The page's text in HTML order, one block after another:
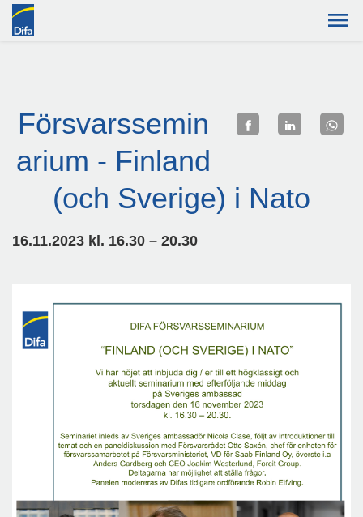
Försvarssemin
arium - Finland
(och Sverige) i Nato
16.11.2023 kl. 16.30 – 20.30